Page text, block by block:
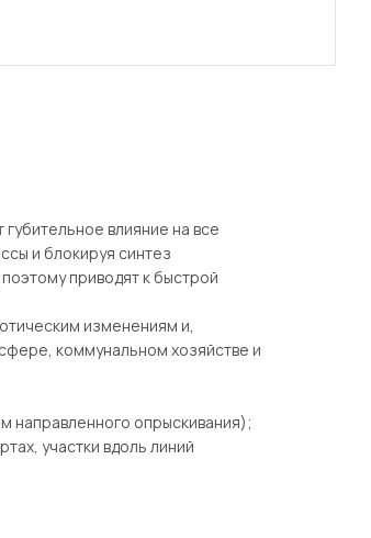
влияние на все
и блокируя синтез
приводят к быстрой
изменениям и,
коммунальном хозяйстве и
направленного опрыскивания);
участки вдоль линий